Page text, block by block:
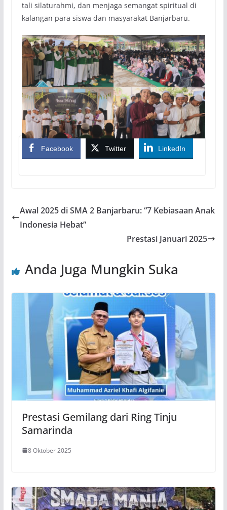
tali silaturahmi, dan menjaga semangat spiritual di
kalangan para siswa dan masyarakat Banjarbaru.
Facebook Twitter LinkedIn
Awal 2025 di SMA 2 Banjarbaru: “7 Kebiasaan Anak
Indonesia Hebat”
Prestasi Januari 2025
Anda Juga Mungkin Suka
Prestasi Gemilang dari Ring Tinju
Samarinda
8 Oktober 2025